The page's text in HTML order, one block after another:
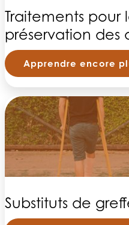
Traitements pour
préservation des
Apprendre encore
Substituts de